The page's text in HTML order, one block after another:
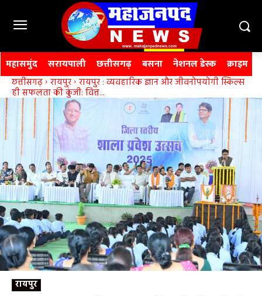
महासमुंद सरायपाली छत्तीसगढ़ बसना नेशनल डेस्क क्राइम
छत्तीसगढ़ रायपुर रायपुर : व्यवहारिक ज्ञान और जीवनोपयोगी स्किल्स
ही सफलता की कुंजी: वित्त...
रायपुर